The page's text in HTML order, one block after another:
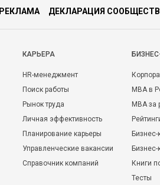
РЕКЛАМА ДЕКЛАРАЦИЯ
КАРЬЕРА
HR-менеджмент
Поиск работы
Рынок труда
Личная эффективность
Планирование карьеры
Управленческие вакансии
Справочник компаний
MBA в
MBA
Бизнес-
Книги
Тесты